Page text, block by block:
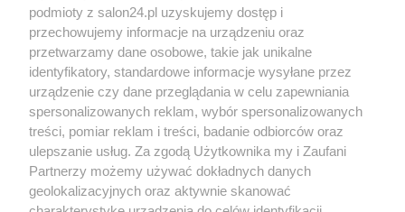
Społeczeństwo
Kultura
X Facebook Instagram Youtube
podmioty z salon24.pl uzyskujemy dostęp i
przechowujemy informacje na urządzeniu oraz
przetwarzamy dane osobowe, takie jak unikalne
identyfikatory, standardowe informacje wysyłane przez
urządzenie czy dane przeglądania w celu zapewniania
spersonalizowanych reklam, wybór spersonalizowanych
treści, pomiar reklam i treści, badanie odbiorców oraz
ulepszanie usług. Za zgodą Użytkownika my i Zaufani
Partnerzy możemy używać dokładnych danych
geolokalizacyjnych oraz aktywnie skanować